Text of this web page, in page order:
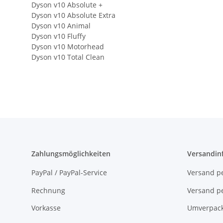
Dyson v10 Absolute +
Dyson v10 Absolute Extra
Dyson v10 Animal
Dyson v10 Fluffy
Dyson v10 Motorhead
Dyson v10 Total Clean
Zahlungsmöglichkeiten
PayPal / PayPal-Service
Rechnung
Vorkasse
Versand
Versand